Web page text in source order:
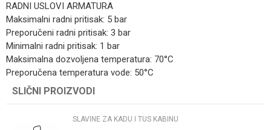
RADNI USLOVI ARMATURA
Maksimalni radni pritisak: 5 bar
Preporučeni radni pritisak: 3 bar
Minimalni radni pritisak: 1 bar
Maksimalna dozvoljena temperatura: 70°C
Preporučena temperatura vode: 50°C
Ime/Nadimak
Kategorija
SLIČNI PROIZVODI
SLAVINE ZA KADU I TUS KABINU